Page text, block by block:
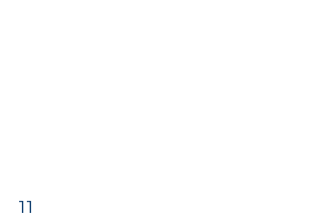
11